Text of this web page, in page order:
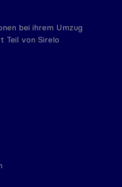
bei ihrem Umzug
Teil von Sirelo